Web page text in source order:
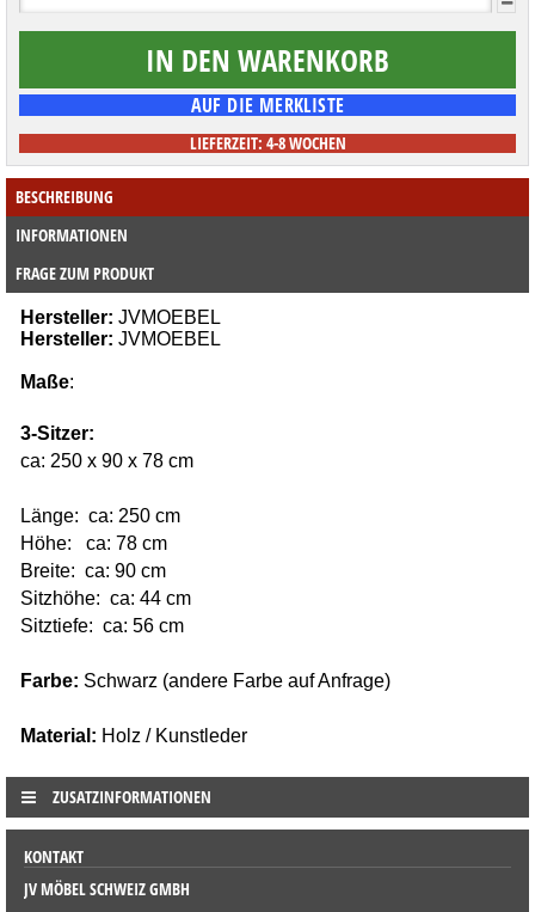
LIEFERZEIT: 4-8 WOCHEN
BESCHREIBUNG
INFORMATIONEN
FRAGE ZUM PRODUKT
Hersteller: JVMOEBEL
Hersteller: JVMOEBEL
Maße:
3-Sitzer:
ca: 250 x 90 x 78 cm
Länge: ca: 250 cm
Höhe: ca: 78 cm
Breite: ca: 90 cm
Sitzhöhe: ca: 44 cm
Sitztiefe: ca: 56 cm
Farbe: Schwarz (andere Farbe auf Anfrage)
Material: Holz / Kunstleder
ZUSATZINFORMATIONEN
KONTAKT
JV MÖBEL SCHWEIZ GMBH